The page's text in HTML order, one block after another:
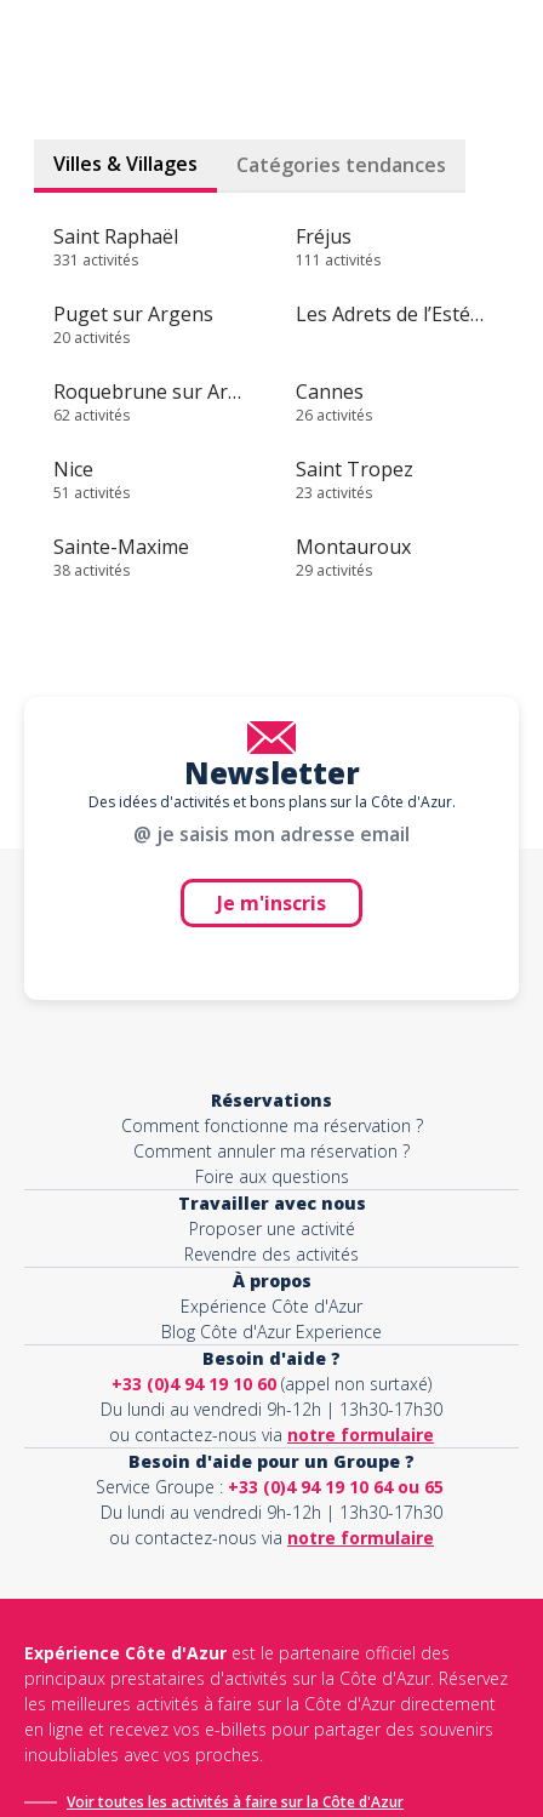
Villes & Villages Catégories tendances
Saint Raphaël
331 activités
Fréjus
111 activités
Puget sur Argens
20 activités
Les Adrets de l’Estérel
Roquebrune sur Argens
62 activités
Cannes
26 activités
Nice
51 activités
Saint Tropez
23 activités
Sainte-Maxime
38 activités
Montauroux
29 activités
Newsletter
Des idées d'activités et bons plans sur la Côte d'Azur.
@ je saisis mon adresse email
Je m'inscris
Réservations
Comment fonctionne ma réservation ?
Comment annuler ma réservation ?
Foire aux questions
Travailler avec nous
Proposer une activité
Revendre des activités
À propos
Expérience Côte d'Azur
Blog Côte d'Azur Experience
Besoin d'aide ?
+33 (0)4 94 19 10 60 (appel non surtaxé)
Du lundi au vendredi 9h-12h | 13h30-17h30
ou contactez-nous via notre formulaire
Besoin d'aide pour un Groupe ?
Service Groupe : +33 (0)4 94 19 10 64 ou 65
Du lundi au vendredi 9h-12h | 13h30-17h30
ou contactez-nous via notre formulaire
Expérience Côte d'Azur est le partenaire officiel des
principaux prestataires d'activités sur la Côte d'Azur. Réservez
les meilleures activités à faire sur la Côte d'Azur directement
en ligne et recevez vos e-billets pour partager des souvenirs
inoubliables avec vos proches.
Voir toutes les activités à faire sur la Côte d'Azur